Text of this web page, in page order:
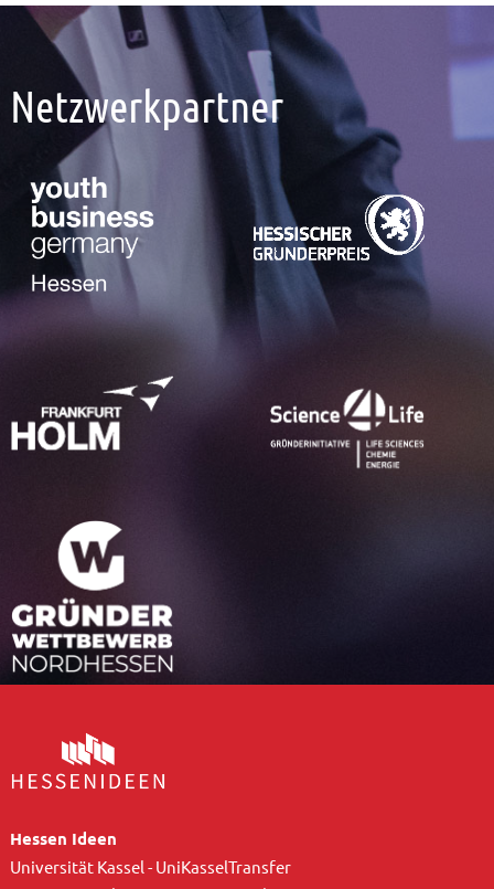
Netzwerkpartner
Hessen Ideen
Universität Kassel - UniKasselTransfer